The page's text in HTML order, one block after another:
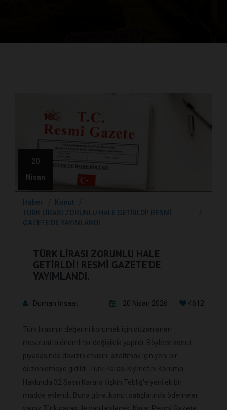
20
Nisan
Haber
Konut
TÜRK LİRASI ZORUNLU HALE GETİRLDİ! RESMİ
GAZETE’DE YAYIMLANDI.
TÜRK LİRASI ZORUNLU HALE
GETİRLDİ! RESMİ GAZETE’DE
YAYIMLANDI.
Duman İnşaat 20 Nisan 2026 4612
Türk lirasının değerini korumak için düzenlenen
mevzuatta önemli bir değişiklik yapıldı. Böylece konut
piyasasında dövizin etkisini azaltmak için yeni bir
düzenlemeye gidildi. Türk Parası Kıymetini Koruma
Hakkında 32 Sayılı Karara İlişkin Tebliğ'e yeni ek bir
madde eklendi. Buna göre; konut satışlarında ödemeler